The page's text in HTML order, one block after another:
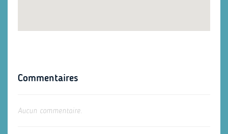
Commentaires
Aucun commentaire.